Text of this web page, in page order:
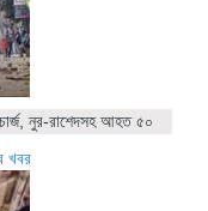
নুর-রাশেদসহ আহত ৫০
খবর